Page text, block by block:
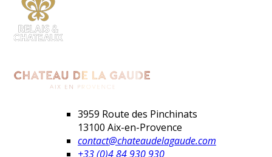
3959 Route des Pinchinats
13100 Aix-en-Provence
contact@chateaudelagaude.com
+33 (0)4 84 930 930